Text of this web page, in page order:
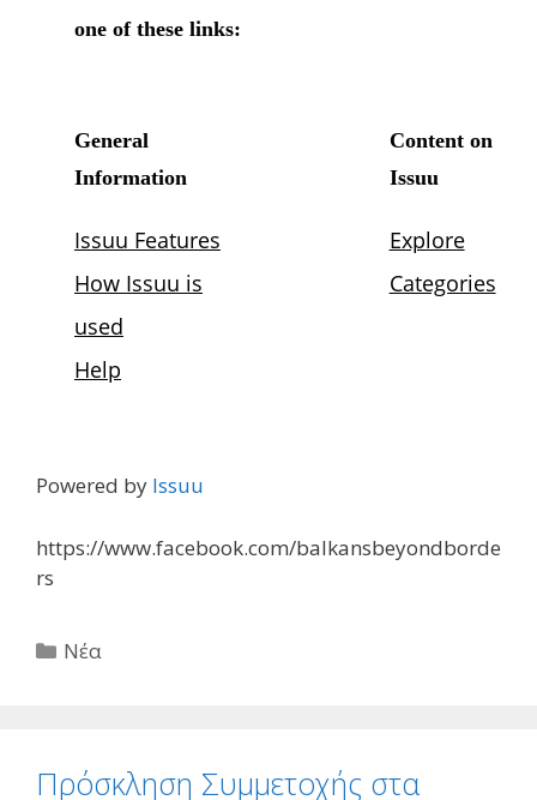
Powered by Issuu
https://www.facebook.com/balkansbeyondborde
rs
Κατηγορίες
Νέα
Πρόσκληση Συμμετοχής στα